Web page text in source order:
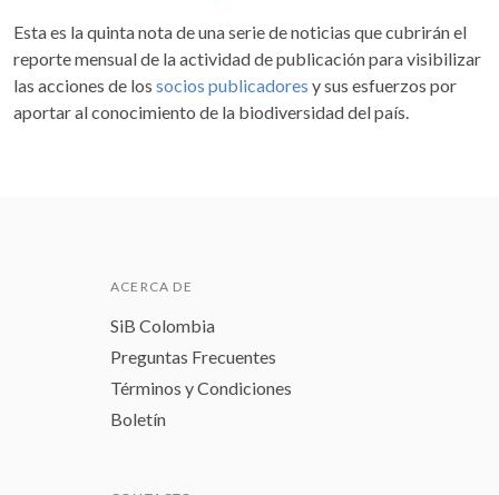
Esta es la quinta nota de una serie de noticias que cubrirán el
reporte mensual de la actividad de publicación para visibilizar
las acciones de los socios publicadores y sus esfuerzos por
aportar al conocimiento de la biodiversidad del país.
ACERCA DE
SiB Colombia
Preguntas Frecuentes
Términos y Condiciones
Boletín